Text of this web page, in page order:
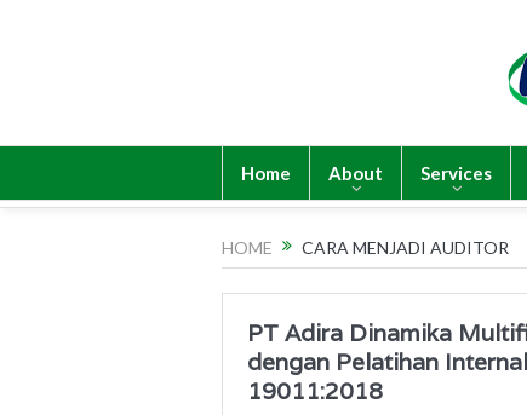
Home About Services
HOME CARA MENJADI AUDITOR
PT Adira Dinamika
dengan Pelatihan
19011:2018